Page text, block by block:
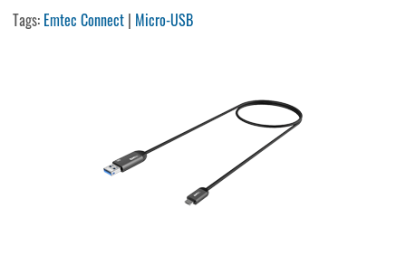
Tags: Emtec Connect | Micro-USB